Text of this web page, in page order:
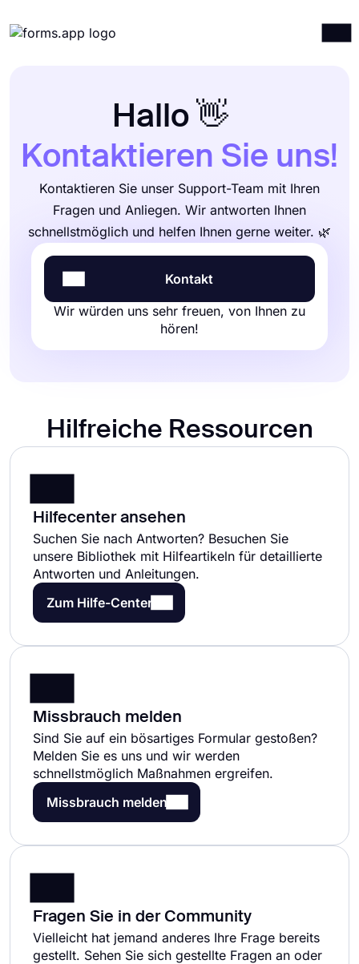
Vorlagen
Ressourcen
Preise
Hallo 👋
Kontaktieren Sie uns!
Kontaktieren Sie unser Support-Team mit Ihren
Fragen und Anliegen. Wir antworten Ihnen
schnellstmöglich und helfen Ihnen gerne weiter. 🌿
Kontakt
Wir würden uns sehr freuen, von Ihnen zu
hören!
Hilfreiche Ressourcen
Hilfecenter ansehen
Suchen Sie nach Antworten? Besuchen Sie
unsere Bibliothek mit Hilfeartikeln für detaillierte
Antworten und Anleitungen.
Zum Hilfe-Center
Missbrauch melden
Sind Sie auf ein bösartiges Formular gestoßen?
Melden Sie es uns und wir werden
schnellstmöglich Maßnahmen ergreifen.
Missbrauch melden
Fragen Sie in der Community
Vielleicht hat jemand anderes Ihre Frage bereits
gestellt. Sehen Sie sich gestellte Fragen an oder